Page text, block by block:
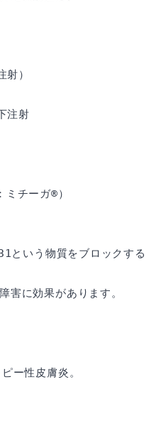
）
注射
ミチーガ®）
という物質をブロックする
害に効果があります。
ー性皮膚炎。